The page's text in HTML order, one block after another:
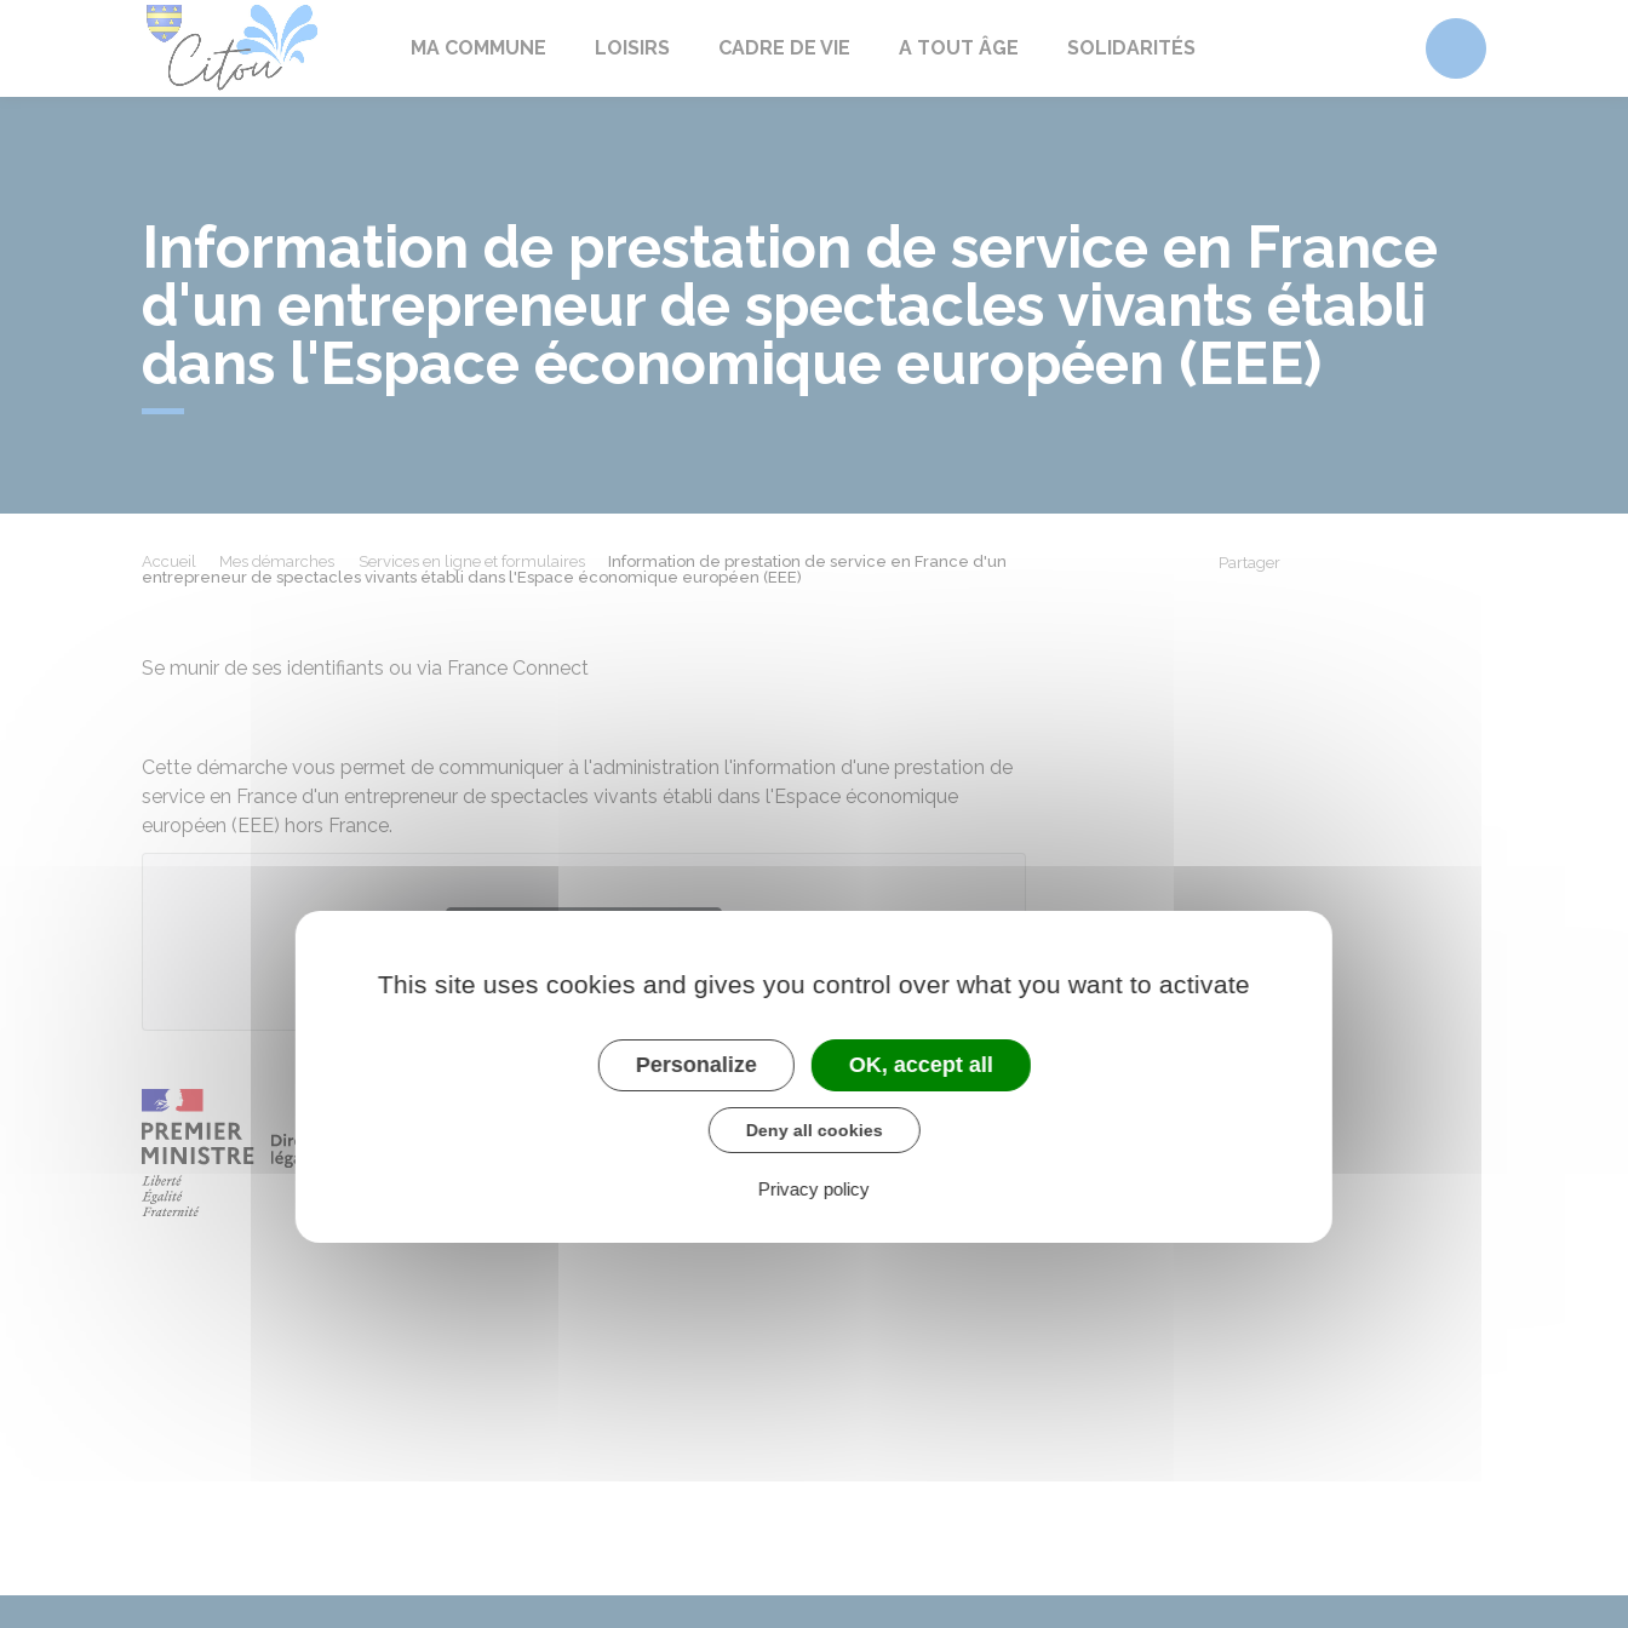
MA COMMUNE LOISIRS CADRE DE VIE A TOUT ÂGE SOLIDARITÉS Accéder au
Information de prestation de service en France
d'un entrepreneur de spectacles vivants établi
dans l'Espace économique européen (EEE)
Accueil Mes démarches Services en ligne et formulaires
Information de prestation de service en France d'un
entrepreneur de spectacles vivants établi dans l'Espace économique européen (EEE)
Partager
Se munir de ses identifiants ou via France Connect
Cette démarche vous permet de communiquer à l'administration l'information d'une prestation de
service en France d'un entrepreneur de spectacles vivants établi dans l'Espace économique
européen (EEE) hors France.
Ministère de la culture
This site uses cookies and gives you control over what you want to activate
Personalize OK, accept all
Deny all cookies
Privacy policy